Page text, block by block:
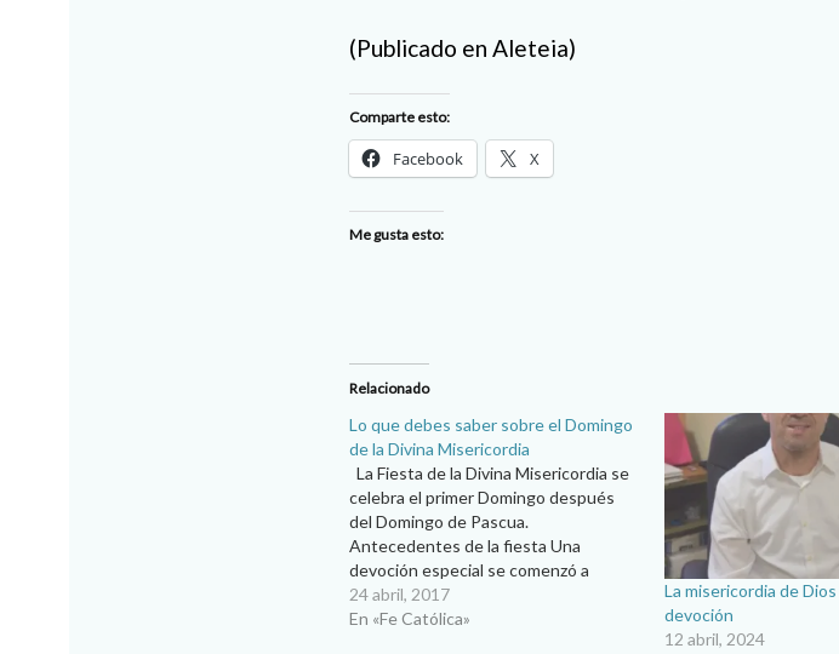
(Publicado en Aleteia)
Comparte esto:
Facebook X
Me gusta esto:
Relacionado
Lo que debes saber sobre el Domingo
de la Divina Misericordia
La Fiesta de la Divina Misericordia se
celebra el primer Domingo después
del Domingo de Pascua.
Antecedentes de la fiesta Una
devoción especial se comenzó a
esparcir por el mundo entero a partir
del diario de una joven monja polaca en
24 abril, 2017
En «Fe Católica»
La misericordia de
devoción
12 abril, 2024